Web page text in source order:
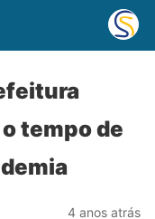
tempo de
4 anos atrás